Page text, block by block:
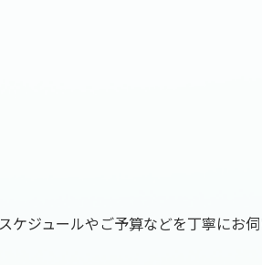
ケジュールやご予算などを丁寧にお